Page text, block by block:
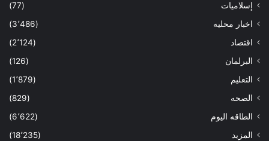
إسلاميات
(77)
اخبار محليه
(3٬486)
اقتصاد
(2٬124)
البرلمان
(126)
التعليم
(1٬879)
الصحه
(829)
الطاقه اليوم
(6٬622)
المزيد
(18٬235)